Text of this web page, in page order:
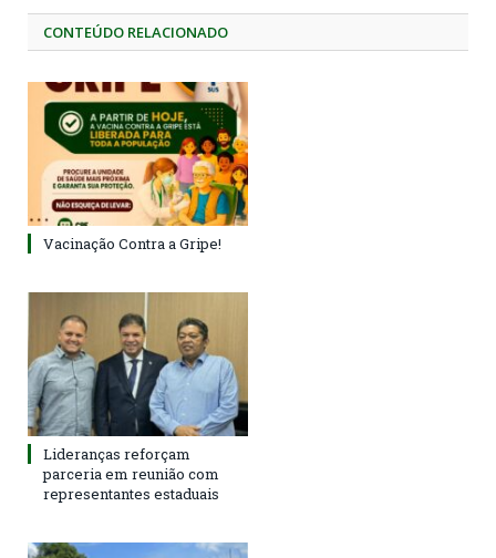
CONTEÚDO RELACIONADO
Vacinação Contra a Gripe!
Lideranças reforçam
parceria em reunião com
representantes estaduais